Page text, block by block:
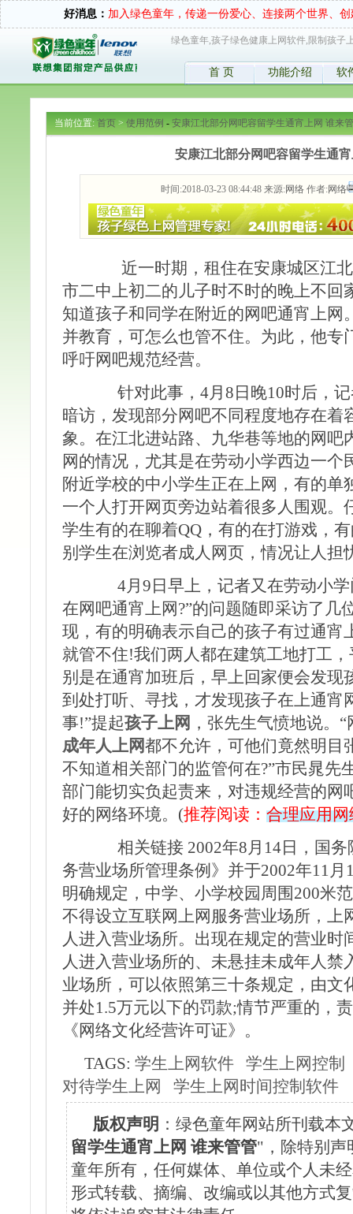
好消息： 加入绿色童年，传递一份爱心、连接两个世界、
绿色童年,孩子绿色健康上网软件,限制孩子
首 页 功能介绍 软
当前位置: 首页> 使用范例 - 安康江北部分网吧容留学生通宵上网 谁来
安康江北部分网吧容留学生通
时间:2018-03-23 08:44:48 来源:网络作者:网络
近一时期，租住在安康城区江北
市二中上初二的儿子时不时的晚上不回
知道孩子和同学在附近的网吧通宵上网
并教育，可怎么也管不住。为此，他专
呼吁网吧规范经营。
针对此事，4月8日晚10时后，记
暗访，发现部分网吧不同程度地存在着
象。在江北进站路、九华巷等地的网吧
网的情况，尤其是在劳动小学西边一个
附近学校的中小学生正在上网，有的单
一个人打开网页旁边站着很多人围观。
学生有的在聊着QQ，有的在打游戏，
别学生在浏览者成人网页，情况让人担
4月9日早上，记者又在劳动小学
在网吧通宵上网?”的问题随即采访了几
现，有的明确表示自己的孩子有过通宵
就管不住!我们两人都在建筑工地打工
别是在通宵加班后，早上回家便会发现
到处打听、寻找，才发现孩子在上通宵
事!”提起孩子上网 ，张先生气愤地说。
成年人上网都不允许，可他们竟然明目
不知道相关部门的监管何在?”市民晁先
部门能切实负起责来，对违规经营的网
好的网络环境。(推荐阅读： 合理应用
相关链接 2002年8月14日，国务
务营业场所管理条例》并于2002年11
明确规定，中学、小学校园周围200米
不得设立互联网上网服务营业场所，上
人进入营业场所。出现在规定的营业时
人进入营业场所的、未悬挂未成年人禁
业场所，可以依照第三十条规定，由文
并处1.5万元以下的罚款;情节严重的，
《网络文化经营许可证》。
TAGS: 学生上网软件
学生上网控制
对待学生上网
学生上网时间控制软件
版权声明 ：绿色童年网站所刊载本
留学生通宵上网 谁来管管"，除特别声
童年所有，任何媒体、单位或个人未
形式转载、摘编、改编或以其他方式